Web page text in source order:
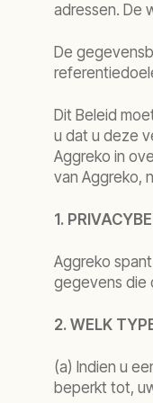
adressen. De
De
Dit Beleid
u dat u deze
Aggreko in
van Aggreko,
1.
Aggreko
gegevens die
2. WELK
(a) Indien u
beperkt tot,